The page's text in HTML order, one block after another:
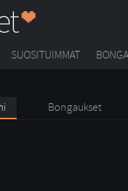
SUOSITUIMMAT
Bongaukset